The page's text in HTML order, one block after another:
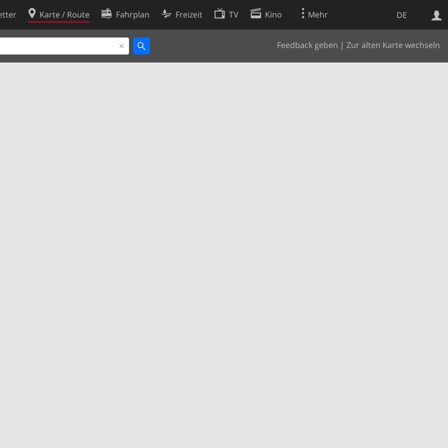
DE
Karte / Route Fahrplan Freizeit TV Kino Mehr
Feedback geben | Zur alten Karte wechseln
Websuche
Cookie-Richtlinie
Cookie-Einstellungen